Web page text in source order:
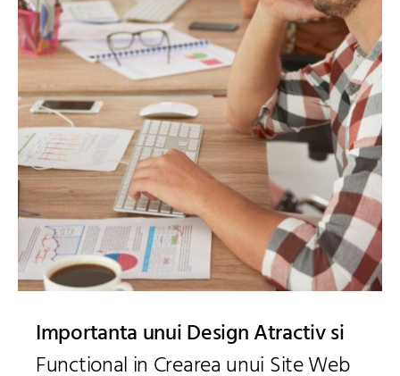
Importanta unui Design Atractiv si
Functional in Crearea unui Site Web